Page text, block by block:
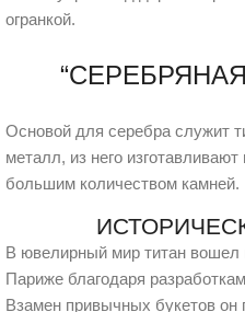
огранкой.
Основой для серебра служит
металл, из него
большим количеством камней.
В ювелирный мир титан вошел
Париже благодаря
Взамен привычных букетов он